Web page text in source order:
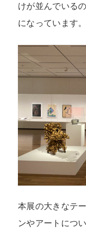
けが並んでいる
になっています。
本展の大きなテ
ンやアートにつ